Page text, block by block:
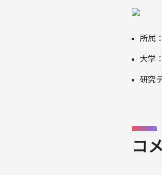
所属
大学
研究
コ